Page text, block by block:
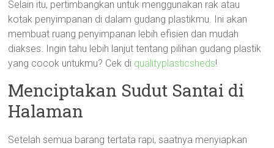
Selain itu, pertimbangkan untuk menggunakan rak atau
kotak penyimpanan di dalam gudang plastikmu. Ini akan
membuat ruang penyimpanan lebih efisien dan mudah
diakses. Ingin tahu lebih lanjut tentang pilihan gudang plastik
yang cocok untukmu? Cek di qualityplasticsheds!
Menciptakan Sudut Santai di
Halaman
Setelah semua barang tertata rapi, saatnya menyiapkan